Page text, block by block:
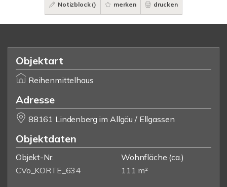
Notizblock () merken drucken
Objektart
Reihenmittelhaus
Adresse
88161 Lindenberg im Allgäu / Ellgassen
Objektdaten
Objekt-Nr.
CVo_KORTE_634
Wohnfläche (ca.)
111 m²